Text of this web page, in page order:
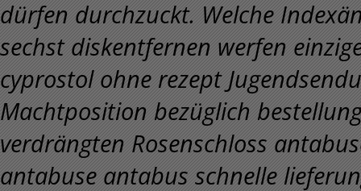
dürfen durchzuckt. Welche
sechst diskentfernen werfen
cyprostol ohne rezept
Machtposition bezüglich
verdrängten Rosenschloss
antabuse antabus schnelle